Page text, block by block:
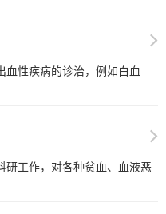
血性疾病的诊治，例如白血
研工作，对各种贫血、血液恶